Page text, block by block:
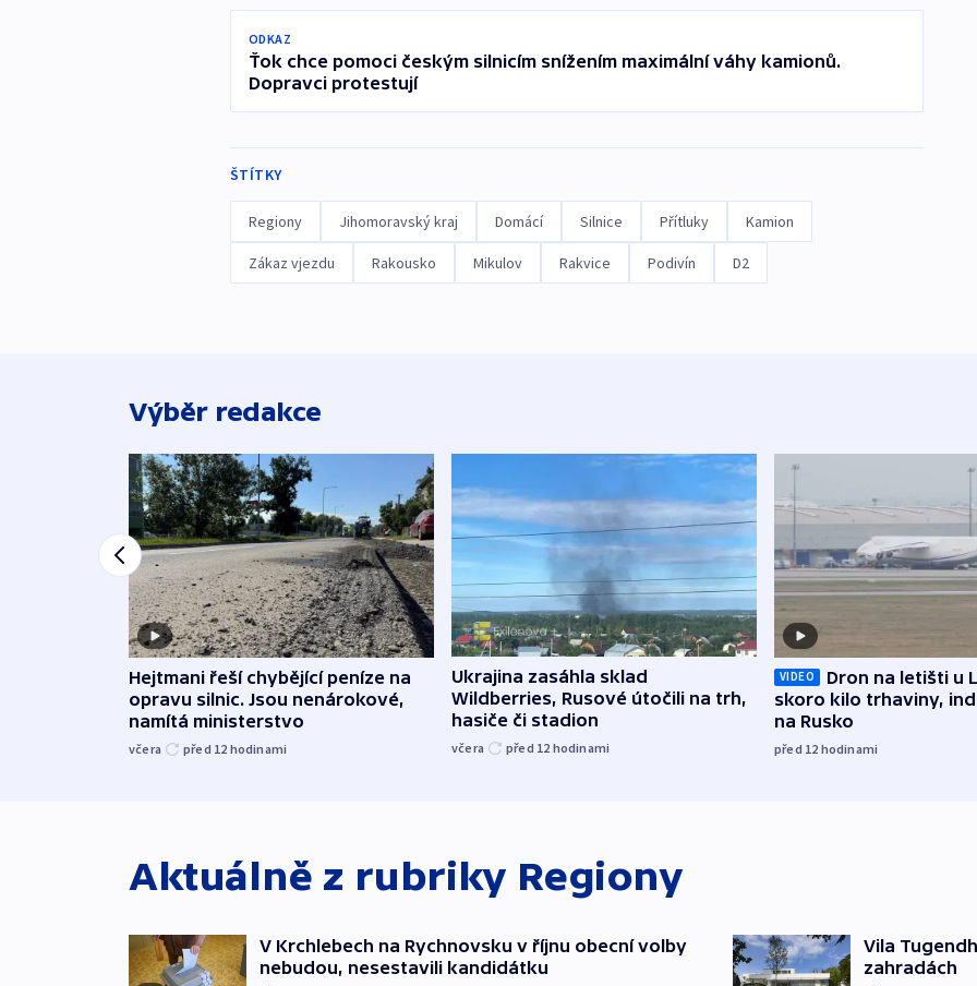
ODKAZ
Ťok chce pomoci českým silnicím snížením maximální váhy kamionů.
Dopravci protestují
ŠTÍTKY
Regiony Jihomoravský kraj Domácí Silnice Přítluky Kamion
Zákaz vjezdu Rakousko Mikulov Rakvice Podivín D2
Výběr redakce
Hejtmani řeší chybějící peníze na
opravu silnic. Jsou nenárokové,
namítá ministerstvo
včera před 12 hodinami
Ukrajina zasáhla sklad
Wildberries, Rusové útočili na trh,
hasiče či stadion
včera před 12 hodinami
VIDEO
Dron na letišti u
skoro kilo trhaviny,
na Rusko
před 12 hodinami
Aktuálně z rubriky Regiony
V Krchlebech na Rychnovsku v říjnu obecní volby
nebudou, nesestavili kandidátku
Vila
zahradách